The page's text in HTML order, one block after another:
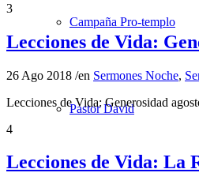
Campaña Pro-templo
Pastor David
3
Lecciones de Vida:
26 Ago 2018 /en Sermones Noche,
Lecciones de Vida: Generosidad
4
Lecciones de Vida: La